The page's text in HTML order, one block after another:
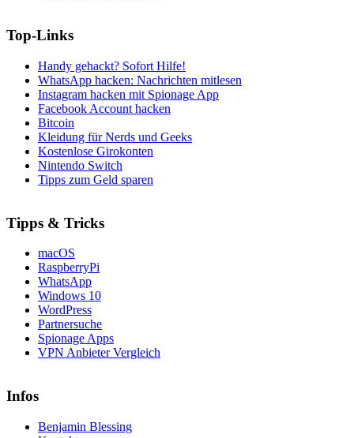
Top-Links
Handy gehackt? Sofort Hilfe!
WhatsApp hacken: Nachrichten mitlesen
Instagram hacken mit Spionage App
Facebook Account hacken
Bitcoin
Kleidung für Nerds und Geeks
Kostenlose Girokonten
Nintendo Switch
Tipps zum Geld sparen
Tipps & Tricks
macOS
RaspberryPi
WhatsApp
Windows 10
WordPress
Partnersuche
Spionage Apps
VPN Anbieter Vergleich
Infos
Benjamin Blessing